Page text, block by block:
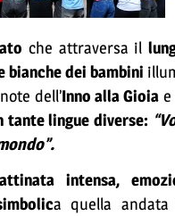
che attraversa il
bianche dei bambini
dell’Inno alla Gioia e
tante lingue diverse:
intensa,
a quella